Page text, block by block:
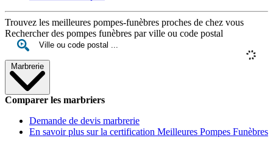
Trouvez les meilleures pompes-funèbres proches de chez vous
Rechercher des pompes funèbres par ville ou code postal
Marbrerie
Comparer les marbriers
Demande de devis marbrerie
En savoir plus sur la certification Meilleures Pompes Funèbres